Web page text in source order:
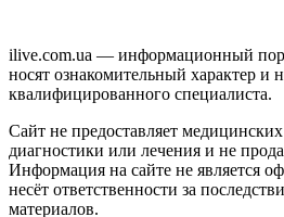
ilive.com.ua — информационный
носят ознакомительный характер и
квалифицированного специалиста.
Сайт не предоставляет
диагностики или лечения и не
Информация на сайте не является
несёт ответственности за
материалов.